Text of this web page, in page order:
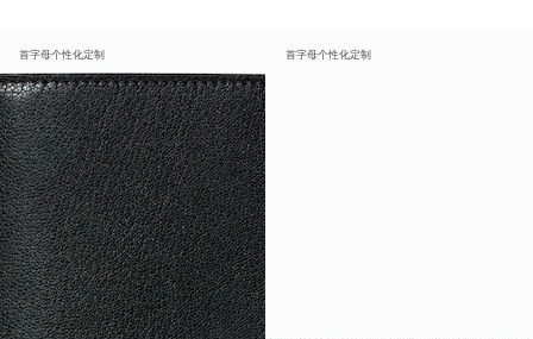
首字母个性化定制 首字母个性化定制